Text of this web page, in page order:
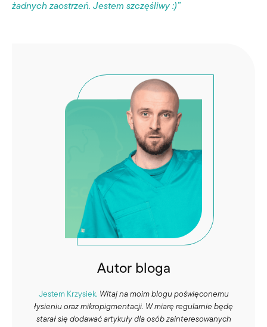
żadnych zaostrzeń. Jestem szczęśliwy :)”
Autor bloga
Jestem Krzysiek. Witaj na moim blogu poświęconemu
łysieniu oraz mikropigmentacji. W miarę regularnie będę
starał się dodawać artykuły dla osób zainteresowanych